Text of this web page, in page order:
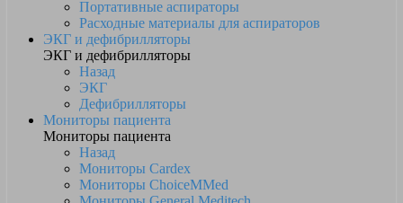
Портативные аспираторы
Расходные материалы для аспираторов
ЭКГ и дефибрилляторы
ЭКГ и дефибрилляторы
Назад
ЭКГ
Дефибрилляторы
Мониторы пациента
Мониторы пациента
Назад
Мониторы Cardex
Мониторы ChoiceMMed